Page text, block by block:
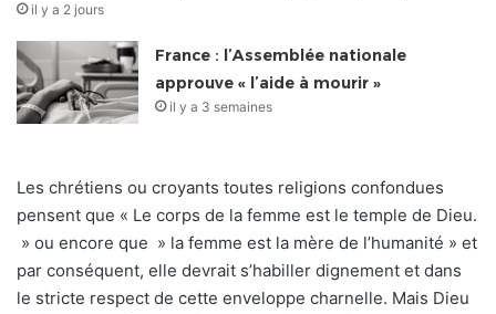
il y a 2 jours
France : l’Assemblée nationale
approuve « l’aide à mourir »
il y a 3 semaines
Les chrétiens ou croyants toutes religions confondues
pensent que « Le corps de la femme est le temple de Dieu.
» ou encore que » la femme est la mère de l’humanité » et
par conséquent, elle devrait s’habiller dignement et dans
le stricte respect de cette enveloppe charnelle. Mais Dieu